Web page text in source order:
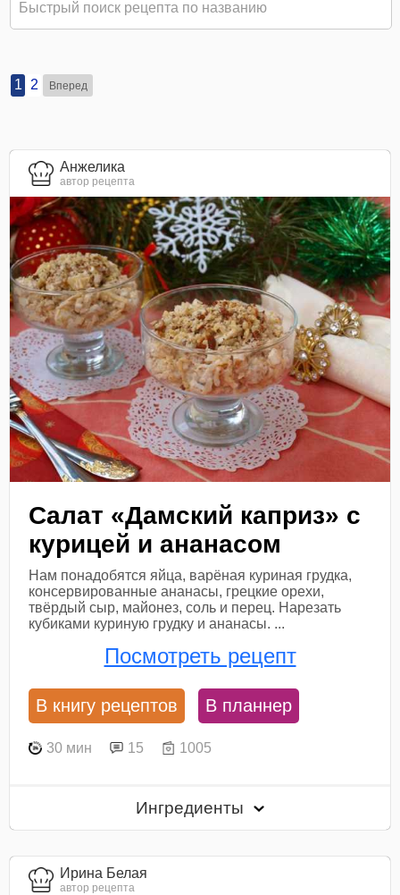
1 2 Вперед
Анжелика
автор рецепта
Салат «Дамский каприз» с
курицей и ананасом
Нам понадобятся яйца, варёная куриная грудка,
консервированные ананасы, грецкие орехи,
твёрдый сыр, майонез, соль и перец. Нарезать
кубиками куриную грудку и ананасы. ...
Посмотреть рецепт
В книгу рецептов В планнер
30 мин 15 1005
Ингредиенты
Ирина Белая
автор рецепта